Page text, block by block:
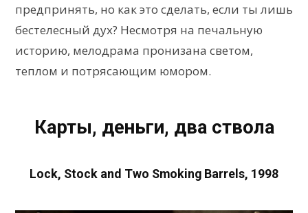
предпринять, но как это сделать, если ты лишь
бестелесный дух? Несмотря на печальную
историю, мелодрама пронизана светом,
теплом и потрясающим юмором.
Карты, деньги, два ствола
Lock, Stock and Two Smoking Barrels, 1998